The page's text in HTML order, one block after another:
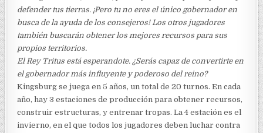
defender tus tierras. ¡Pero tu no eres el único gobernador en
busca de la ayuda de los consejeros! Los otros jugadores
también buscarán obtener los mejores recursos para sus
propios territorios.
El Rey Tritus está esperandote. ¿Serás capaz de convertirte en
el gobernador más influyente y poderoso del reino?
Kingsburg se juega en 5 años, un total de 20 turnos. En cada
año, hay 3 estaciones de producción para obtener recursos,
construir estructuras, y entrenar tropas. La 4 estación es el
invierno, en el que todos los jugadores deben luchar contra